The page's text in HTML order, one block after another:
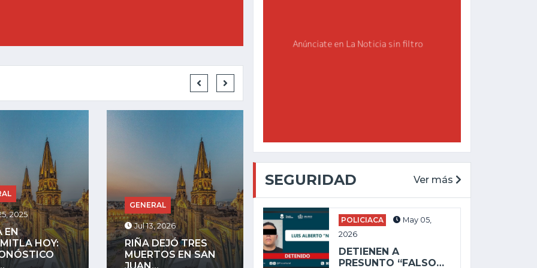
2026
TRES
EN SAN
GENERAL
Jul 27, 2025
LA COMUNIDAD
INDÍGENA DE
MEZQUITÁN
ADVIERTE QUE...
May 27, 2025
ALEJANDRO
AGUIRRE LLEVA
DESORDEN Y
DERROCHE A...
SICARIO POR...
SEGURIDAD Ver más
POLICIACA
May 05,
2026
DETIENEN A
PRESUNTO “FALSO…